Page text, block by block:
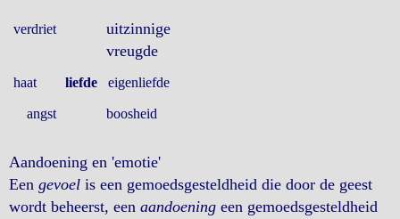
verdriet
uitzinnige
vreugde
haat liefde eigenliefde
angst boosheid
Aandoening en 'emotie'
Een gevoel is een gemoedsgesteldheid die door de geest
wordt beheerst, een aandoening een gemoedsgesteldheid